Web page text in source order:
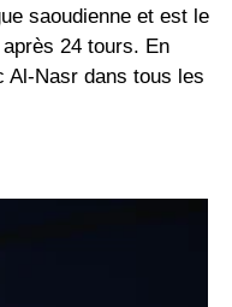
saoudienne et est le
24 tours. En
Al-Nasr dans tous les